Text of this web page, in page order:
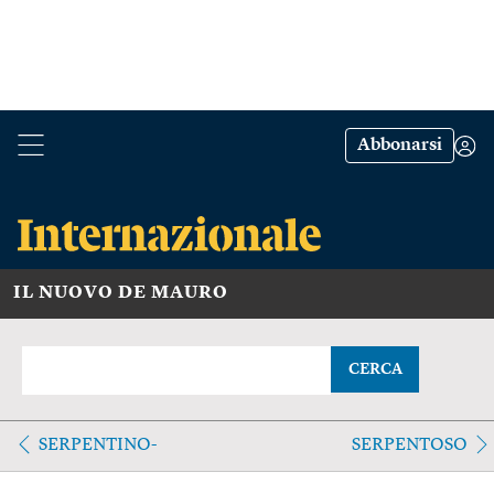
Abbonarsi
IL NUOVO DE MAURO
CERCA
SERPENTINO- SERPENTOSO